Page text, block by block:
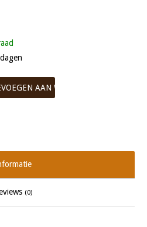
AAN WINKELWAGEN
(0)